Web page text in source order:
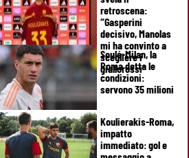
retroscena:
“Gasperini
decisivo, Manolas
mi ha convinto a
scegliere i
giallorossi”
Soulé-Milan, la
Roma detta le
condizioni:
servono 35 milioni
Koulierakis-Roma,
impatto
immediato: gol e